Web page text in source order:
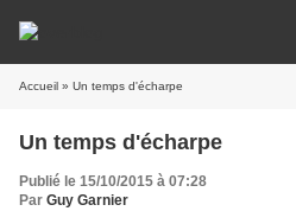
Accueil » Un temps d'écharpe
Un temps d'écharpe
Publié le 15/10/2015 à 07:28
Par Guy Garnier